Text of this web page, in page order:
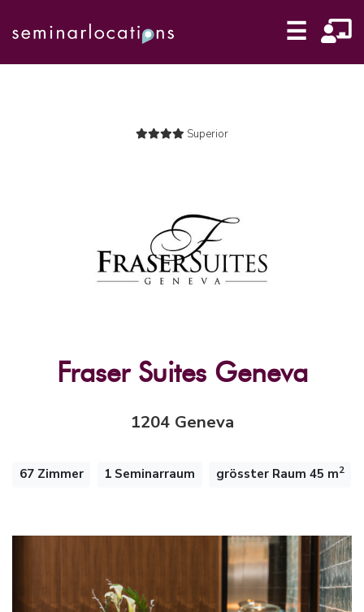
☰
Superior
Fraser Suites Geneva
1204 Geneva
67 Zimmer 1 Seminarraum grösster Raum 45 m2